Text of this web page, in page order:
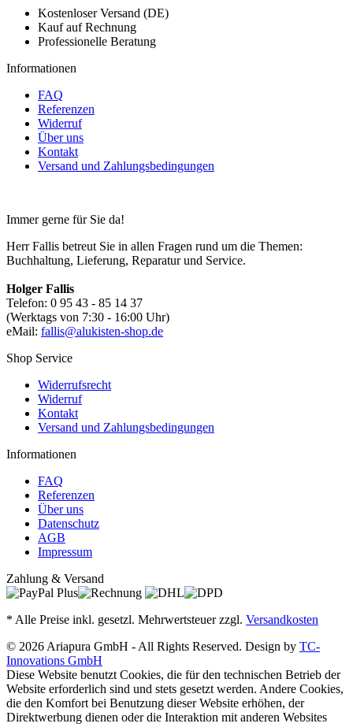
Kostenloser Versand (DE)
Kauf auf Rechnung
Professionelle Beratung
Informationen
FAQ
Referenzen
Widerruf
Über uns
Kontakt
Versand und Zahlungsbedingungen
Immer gerne für Sie da!
Herr Fallis betreut Sie in allen Fragen rund um die Themen:
Buchhaltung, Lieferung, Reparatur und Service.
Holger Fallis
Telefon: 0 95 43 - 85 14 37
(Werktags von 7:30 - 16:00 Uhr)
eMail: fallis@alukisten-shop.de
Shop Service
Widerrufsrecht
Widerruf
Kontakt
Versand und Zahlungsbedingungen
Informationen
FAQ
Referenzen
Über uns
Datenschutz
AGB
Impressum
Zahlung & Versand
* Alle Preise inkl. gesetzl. Mehrwertsteuer zzgl. Versandkosten
© 2026 Ariapura GmbH - All Rights Reserved. Design by TC-
Innovations GmbH
Diese Website benutzt Cookies, die für den technischen Betrieb der
Website erforderlich sind und stets gesetzt werden. Andere Cookies,
die den Komfort bei Benutzung dieser Website erhöhen, der
Direktwerbung dienen oder die Interaktion mit anderen Websites